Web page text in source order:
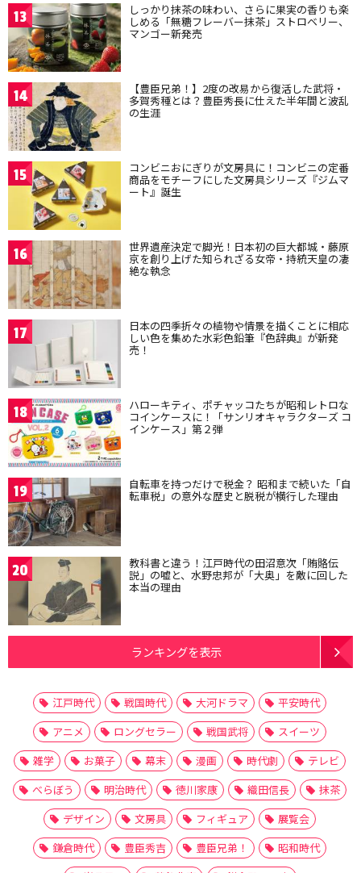
13 しっかり抹茶の味わい、さらに果実の香りも楽
しめる「無糖フレーバー抹茶」ストロベリー、
マンゴー新発売
14 【豊臣兄弟！】2度の改易から復活した武将・
多賀秀種とは？豊臣秀長に仕えた半年間と波乱
の生涯
15 コンビニおにぎりが文房具に！コンビニの定番
商品をモチーフにした文房具シリーズ『ジムマ
ート』誕生
16 世界遺産決定で脚光！日本初の巨大都城・藤原
京を創り上げた知られざる女帝・持統天皇の凄
絶な執念
17 日本の四季折々の植物や情景を描くことに相応
しい色を集めた水彩色鉛筆『色辞典』が新発
売！
18 ハローキティ、ポチャッコたちが昭和レトロな
コインケースに！「サンリオキャラクターズ コ
インケース」第２弾
19 自転車を持つだけで税金？ 昭和まで続いた「自
転車税」の意外な歴史と脱税が横行した理由
20 教科書と違う！江戸時代の田沼意次「賄賂伝
説」の嘘と、水野忠邦が「大奥」を敵に回した
本当の理由
ランキングを表示
江戸時代 戦国時代 大河ドラマ
平安時代
アニメ
ロングセラー 戦国武将
スイーツ
雑学
お菓子 幕末 漫画 時代劇
テレビ
べらぼう
明治時代 徳川家康 織田信長
抹茶
デザイン
文房具 フィギュア
展覧会
鎌倉時代
豊臣秀吉 豊臣兄弟！
昭和時代